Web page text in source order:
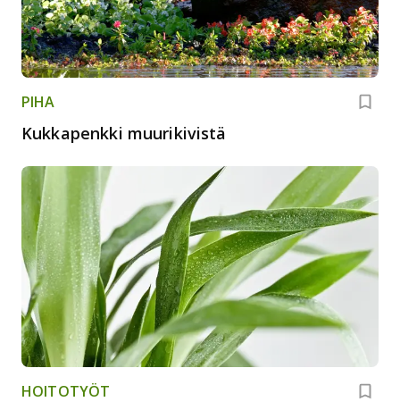
PIHA
Kukkapenkki muurikivistä
HOITOTYÖT